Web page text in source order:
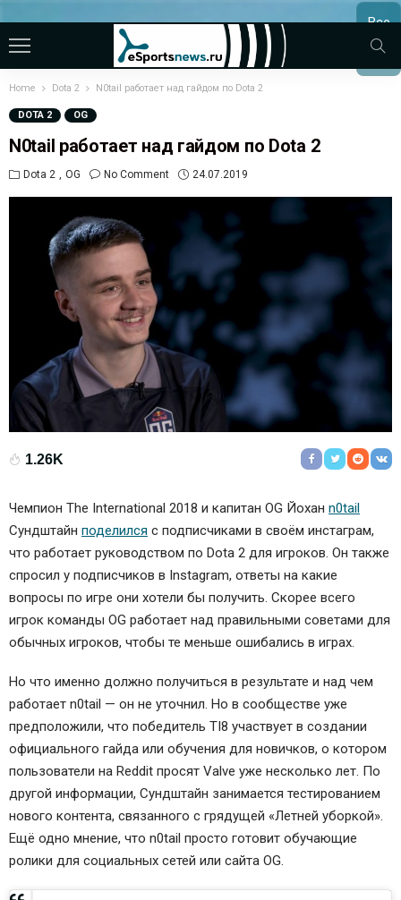
Все
МАТЧИ
Home Dota 2 N0tail работает над гайдом по Dota 2
DOTA 2 OG
N0tail работает над гайдом по Dota 2
Dota 2 OG No Comment 24.07.2019
1.26K
Чемпион The International 2018 и капитан OG Йохан n0tail
Сундштайн поделился с подписчиками в своём инстаграм,
что работает руководством по Dota 2 для игроков. Он также
спросил у подписчиков в Instagram, ответы на какие
вопросы по игре они хотели бы получить. Скорее всего
игрок команды OG работает над правильными советами для
обычных игроков, чтобы те меньше ошибались в играх.
Но что именно должно получиться в результате и над чем
работает n0tail — он не уточнил. Но в сообществе уже
предположили, что победитель TI8 участвует в создании
официального гайда или обучения для новичков, о котором
пользователи на Reddit просят Valve уже несколько лет. По
другой информации, Сундштайн занимается тестированием
нового контента, связанного с грядущей «Летней уборкой».
Ещё одно мнение, что n0tail просто готовит обучающие
ролики для социальных сетей или сайта OG.